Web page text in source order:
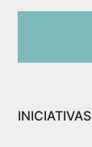
INICIATIVAS